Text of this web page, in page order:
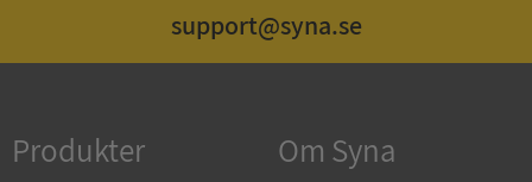
support@syna.se
Produkter Om Syna
Strikt nödvändiga kakor tillåter
kärnwebbplatsfunktioner som användarinloggning